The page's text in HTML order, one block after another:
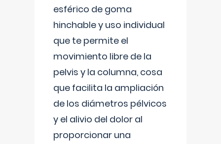
esférico de goma
hinchable y uso individual
que te permite el
movimiento libre de la
pelvis y la columna, cosa
que facilita la ampliación
de los diámetros pélvicos
y el alivio del dolor al
proporcionar una